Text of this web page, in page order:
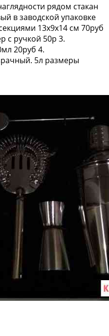
рядом стакан
в заводской упаковке
13х9х14 см 70руб
с ручкой 50р 3.
20руб 4.
5л размеры